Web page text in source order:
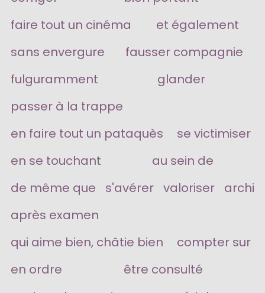
faire tout un cinéma
et également
sans envergure
fausser compagnie
fulguramment
glander
passer à la trappe
en faire tout un pataquès
se victimiser
en se touchant
au sein de
de même que
s'avérer valoriser
archi
après examen
qui aime bien, châtie bien
compter sur
en ordre
être consulté